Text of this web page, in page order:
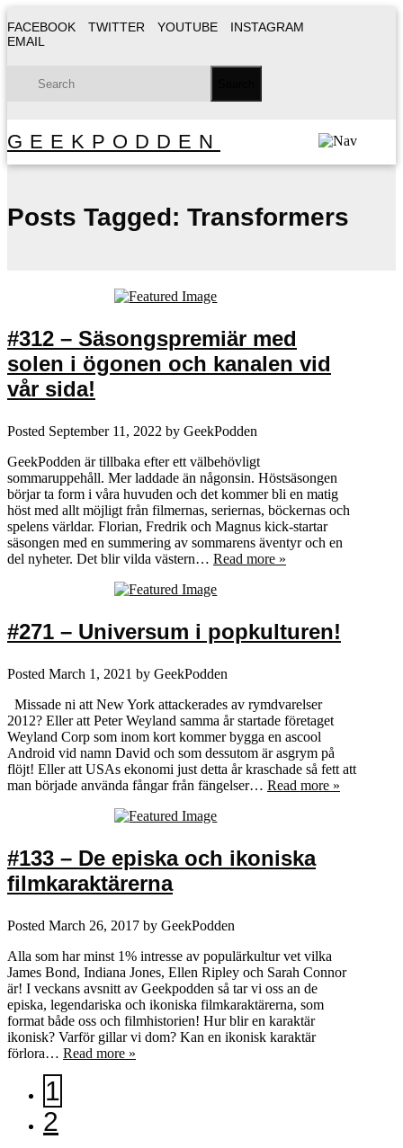
FACEBOOK TWITTER YOUTUBE
INSTAGRAM
EMAIL
GEEKPODDEN
Posts Tagged: Transformers
#312 – Säsongspremiär med
solen i ögonen och kanalen vid
vår sida!
Posted September 11, 2022 by GeekPodden
GeekPodden är tillbaka efter ett välbehövligt
sommaruppehåll. Mer laddade än någonsin. Höstsäsongen
börjar ta form i våra huvuden och det kommer bli en matig
höst med allt möjligt från filmernas, seriernas, böckernas och
spelens världar. Florian, Fredrik och Magnus kick-startar
säsongen med en summering av sommarens äventyr och en
del nyheter. Det blir vilda västern… Read more »
#271 – Universum i popkulturen!
Posted March 1, 2021 by GeekPodden
Missade ni att New York attackerades av rymdvarelser
2012? Eller att Peter Weyland samma år startade företaget
Weyland Corp som inom kort kommer bygga en ascool
Android vid namn David och som dessutom är asgrym på
flöjt! Eller att USAs ekonomi just detta år kraschade så fett att
man började använda fångar från fängelser… Read more »
#133 – De episka och ikoniska
filmkaraktärerna
Posted March 26, 2017 by GeekPodden
Alla som har minst 1% intresse av populärkultur vet vilka
James Bond, Indiana Jones, Ellen Ripley och Sarah Connor
är! I veckans avsnitt av Geekpodden så tar vi oss an de
episka, legendariska och ikoniska filmkaraktärerna, som
format både oss och filmhistorien! Hur blir en karaktär
ikonisk? Varför gillar vi dom? Kan en ikonisk karaktär
förlora… Read more »
1
2